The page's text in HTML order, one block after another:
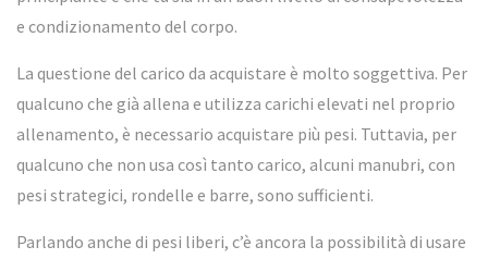
e condizionamento del corpo.
La questione del carico da acquistare è molto soggettiva. Per
qualcuno che già allena e utilizza carichi elevati nel proprio
allenamento, è necessario acquistare più pesi. Tuttavia, per
qualcuno che non usa così tanto carico, alcuni manubri, con
pesi strategici, rondelle e barre, sono sufficienti.
Parlando anche di pesi liberi, c’è ancora la possibilità di usare